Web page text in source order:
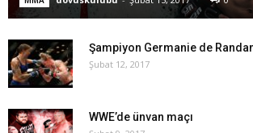
Şampiyon Germanie de
Şubat 12, 2017
WWE’de ünvan maçı